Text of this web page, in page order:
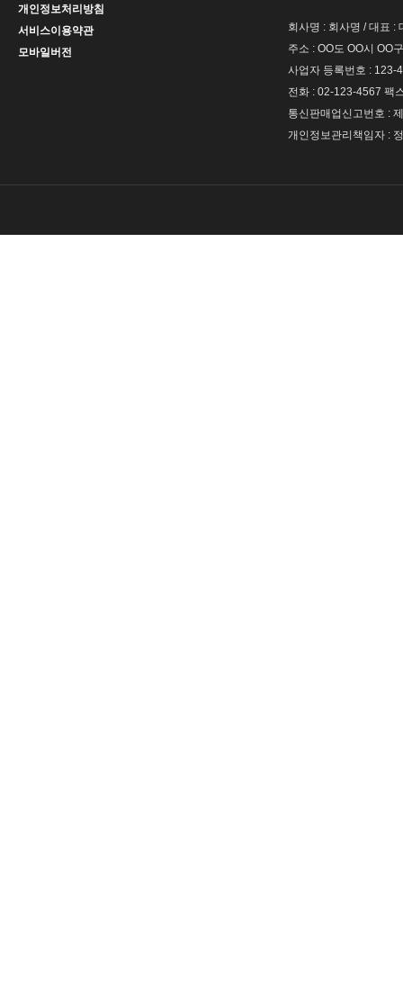
개인정보처리방침
서비스이용약관
모바일버전
회사명 : 회사명 / 대표 :
주소 : OO도 OO시 OO
사업자 등록번호 : 123-
전화 : 02-123-4567 팩
통신판매업신고번호 :
개인정보관리책임자 :